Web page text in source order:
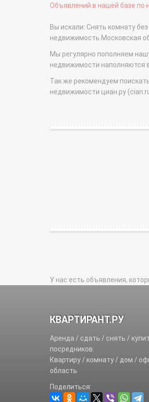
Объявлений в нашей базе по
Вы искали: Снять комнату
недвижимость Московская
Мы регулярно пополняем
недвижимости наполняются
Так же рекомендуем
недвижимости циан.ру
У нас есть объявления,
КВАРТИРАНТ.РУ
Аренда / сдать / снять /
посредников.
Квартиру / комнату / дом /
область
Поделиться: